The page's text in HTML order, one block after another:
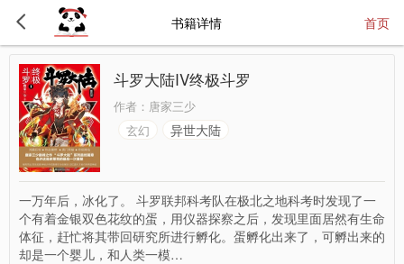
书籍详情 首页
斗罗大陆IV终极斗罗
作者： 唐家三少
玄幻
异世大陆
一万年后，冰化了。 斗罗联邦科考队在极北之地科考时发现了一
个有着金银双色花纹的蛋，用仪器探察之后，发现里面居然有生命
体征，赶忙将其带回研究所进行孵化。蛋孵化出来了，可孵出来的
却是一个婴儿，和人类一模…